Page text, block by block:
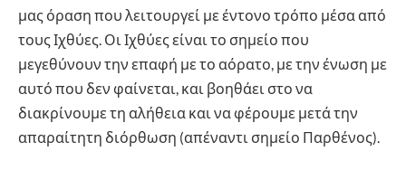
μας όραση που λειτουργεί με έντονο τρόπο μέσα από
τους Ιχθύες. Οι Ιχθύες είναι το σημείο που
μεγεθύνουν την επαφή με το αόρατο, με την ένωση με
αυτό που δεν φαίνεται, και βοηθάει στο να
διακρίνουμε τη αλήθεια και να φέρουμε μετά την
απαραίτητη διόρθωση (απέναντι σημείο Παρθένος).